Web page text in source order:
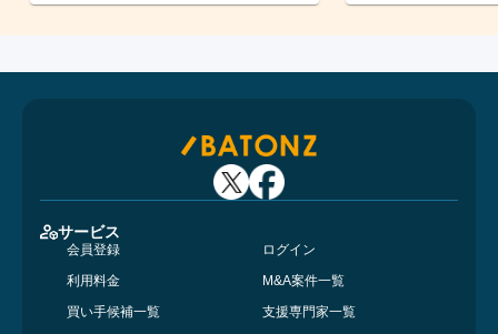
サービス
会員登録
ログイン
利用料金
M&A案件一覧
買い手候補一覧
支援専門家一覧